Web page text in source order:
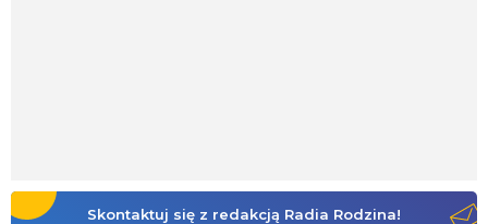
Skontaktuj się z redakcją Radia Rodzina!